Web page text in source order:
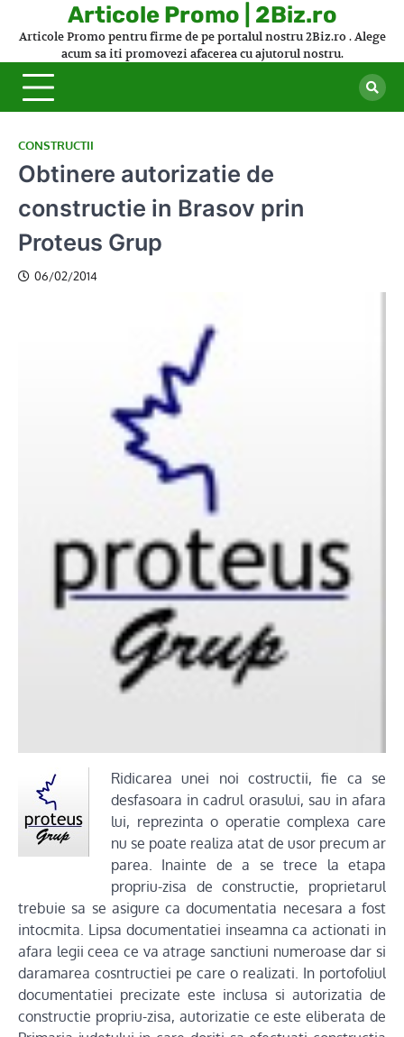
Articole Promo | 2Biz.ro
Articole Promo pentru firme de pe portalul nostru 2Biz.ro . Alege
acum sa iti promovezi afacerea cu ajutorul nostru.
CONSTRUCTII
Obtinere autorizatie de
constructie in Brasov prin
Proteus Grup
06/02/2014
Ridicarea unei noi costructii, fie ca se
desfasoara in cadrul orasului, sau in afara
lui, reprezinta o operatie complexa care
nu se poate realiza atat de usor precum ar
parea. Inainte de a se trece la etapa
propriu-zisa de constructie, proprietarul
trebuie sa se asigure ca documentatia necesara a fost
intocmita. Lipsa documentatiei inseamna ca actionati in
afara legii ceea ce va atrage sanctiuni numeroase dar si
daramarea cosntructiei pe care o realizati. In portofoliul
documentatiei precizate este inclusa si autorizatia de
constructie propriu-zisa, autorizatie ce este eliberata de